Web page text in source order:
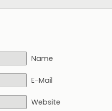
Name
E-Mail
Website